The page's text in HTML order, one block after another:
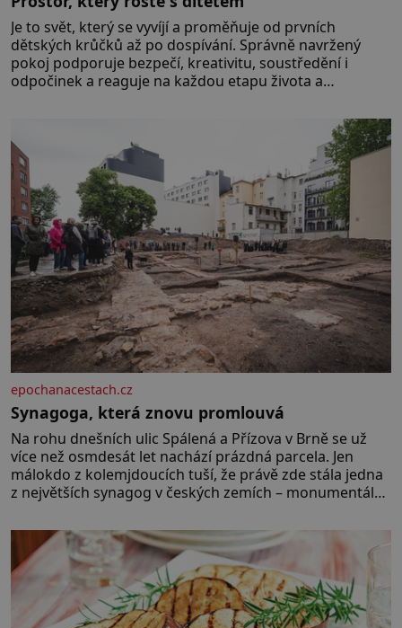
Je to svět, který se vyvíjí a proměňuje od prvních
dětských krůčků až po dospívání. Správně navržený
pokoj podporuje bezpečí, kreativitu, soustředění i
odpočinek a reaguje na každou etapu života a
jednoduchost, měkkost a bezpečí, proto by pokoj
miminka měl působit především klidně a útulně.
Předškolní věk je
epochanacestach.cz
Synagoga, která znovu promlouvá
Na rohu dnešních ulic Spálená a Přízova v Brně se už
více než osmdesát let nachází prázdná parcela. Jen
málokdo z kolemjdoucích tuší, že právě zde stála jedna
z největších synagog v českých zemích – monumentální
a prosperující židovské komunity. Brněnská Velká
synagoga byla slavnostně otevřena v roce